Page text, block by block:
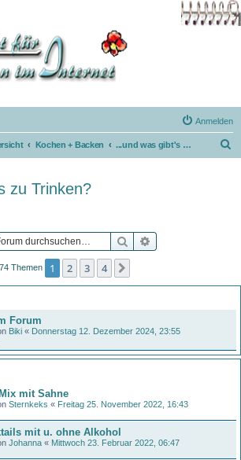
Anmelden
Kochen + Backen ...und was gibt's zu Trinken?
zu Trinken?
Suche
74 Themen 1 2 3 4
Forum
Biki « Donnerstag 12. Dezember 2024, 23:55
mit Sahne
Sternkeks « Freitag 25. November 2022, 16:43
mit u. ohne Alkohol
Johanna « Mittwoch 23. Februar 2022, 06:47